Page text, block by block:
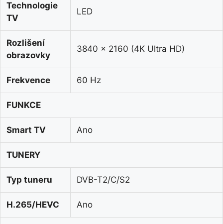
Technologie
TV
LED
Rozlišení
obrazovky
3840 x 2160 (4K Ultra HD)
Frekvence 60 Hz
FUNKCE
Smart TV Ano
TUNERY
Typ tuneru DVB-T2/C/S2
H.265/HEVC Ano